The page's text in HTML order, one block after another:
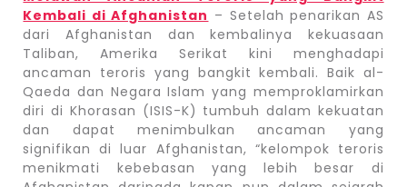
Kembali di Afghanistan – Setelah penarikan AS
dari Afghanistan dan kembalinya kekuasaan
Taliban, Amerika Serikat kini menghadapi
ancaman teroris yang bangkit kembali. Baik al-
Qaeda dan Negara Islam yang memproklamirkan
diri di Khorasan (ISIS-K) tumbuh dalam kekuatan
dan dapat menimbulkan ancaman yang
signifikan di luar Afghanistan, “kelompok teroris
menikmati kebebasan yang lebih besar di